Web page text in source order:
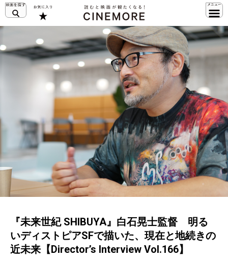
『未来世紀 SHIBUYA』白石晃士監督 明る
いディストピアSFで描いた、現在と地続きの
近未来【Director’s Interview Vol.166】